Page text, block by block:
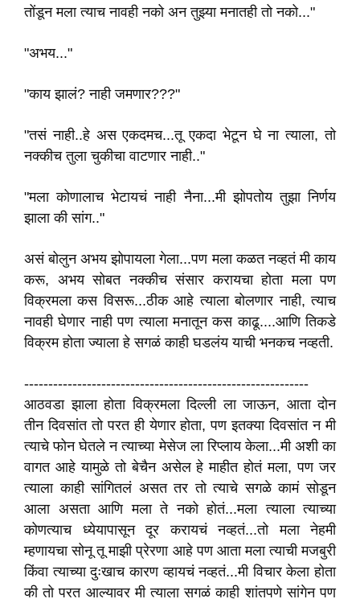
तोंडून मला त्याच नावही नको अन तुझ्या मनातही तो नको..."
"अभय..."
"काय झालं? नाही जमणार???"
"तसं नाही..हे अस एकदमच...तू एकदा भेटून घे ना त्याला, तो
नक्कीच तुला चुकीचा वाटणार नाही.."
"मला कोणालाच भेटायचं नाही नैना...मी झोपतोय तुझा निर्णय
झाला की सांग.."
असं बोलुन अभय झोपायला गेला...पण मला कळत नव्हतं मी काय
करू, अभय सोबत नक्कीच संसार करायचा होता मला पण
विक्रमला कस विसरू...ठीक आहे त्याला बोलणार नाही, त्याच
नावही घेणार नाही पण त्याला मनातून कस काढू....आणि तिकडे
विक्रम होता ज्याला हे सगळं काही घडलंय याची भनकच नव्हती.
-----------------------------------------------------------
आठवडा झाला होता विक्रमला दिल्ली ला जाऊन, आता दोन
तीन दिवसांत तो परत ही येणार होता, पण इतक्या दिवसांत न मी
त्याचे फोन घेतले न त्याच्या मेसेज ला रिप्लाय केला...मी अशी का
वागत आहे यामुळे तो बेचैन असेल हे माहीत होतं मला, पण जर
त्याला काही सांगितलं असत तर तो त्याचे सगळे कामं सोडून
आला असता आणि मला ते नको होतं...मला त्याला त्याच्या
कोणत्याच ध्येयापासून दूर करायचं नव्हतं...तो मला नेहमी
म्हणायचा सोनू तू माझी प्रेरणा आहे पण आता मला त्याची मजबुरी
किंवा त्याच्या दुःखाच कारण व्हायचं नव्हतं...मी विचार केला होता
की तो परत आल्यावर मी त्याला सगळं काही शांतपणे सांगेन पण